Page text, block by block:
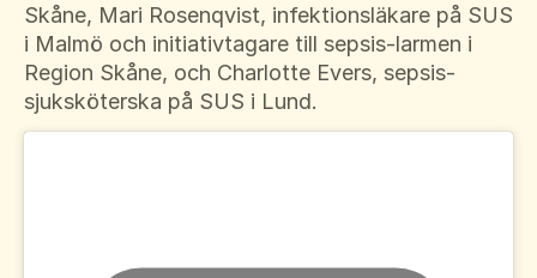
Skåne, Mari Rosenqvist, infektionsläkare på SUS
i Malmö och initiativtagare till sepsis-larmen i
Region Skåne, och Charlotte Evers, sepsis-
sjuksköterska på SUS i Lund.